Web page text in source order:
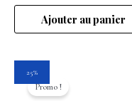
Ajouter au panier
25%
Promo !
prix
initial actuel